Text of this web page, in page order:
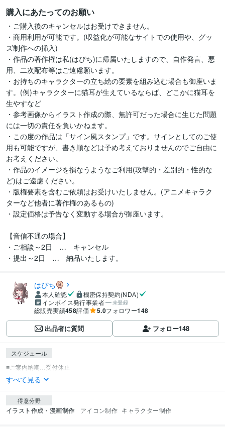
購入にあたってのお願い
・ご購入後のキャンセルはお受けできません。
・商用利用が可能です。(収益化が可能なサイトでの使用や、グッ
ズ制作への挿入)
・作品の著作権は私(はぴち)に帰属いたしますので、自作発言、悪
用、二次配布等はご遠慮願います。
・お持ちのキャラクターの立ち絵の要素を組み込む場合も御座いま
す。(例)キャラクターに猫耳が生えているならば、どこかに猫耳を
生やすなど
・参考画像からイラスト作成の際、無許可だった場合に生じた問題
には一切の責任を負いかねます。
・この度の作品は「サイン風スタンプ」です。サインとしてのご使
用も可能ですが、書き順などは予め考えておりませんのでご自由に
お考えください。
・作品のイメージを損なうようなご利用(攻撃的・差別的・性的な
ど)はご遠慮ください。
・版権要素を含むご依頼はお受けいたしません。(アニメキャラク
ターなど他者に著作権のあるもの)
・設定価格は予告なく変動する場合が御座います。
【音信不通の場合】
・ご相談～2日　…　キャンセル
・提出～2日　…　納品いたします。
はぴち
本人確認
機密保持契約(NDA)
インボイス発行事業者
未登録
総販売実績458評価 5.0フォロワー148
出品者に質問 フォロー148
スケジュール
すべて見る
得意分野
イラスト作成・漫画制作 アイコン制作 キャラクター制作